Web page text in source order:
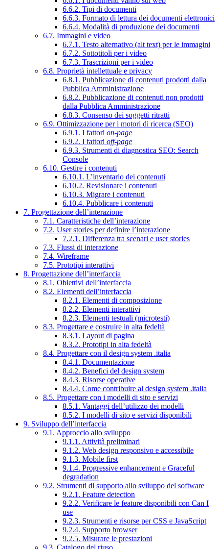
6.6.2. Tipi di documenti
6.6.3. Formato di lettura dei documenti elettronici
6.6.4. Modalità di produzione dei documenti
6.7. Immagini e video
6.7.1. Testo alternativo (alt text) per le immagini
6.7.2. Sottotitoli per i video
6.7.3. Trascrizioni per i video
6.8. Proprietà intellettuale e privacy
6.8.1. Pubblicazione di contenuti prodotti dalla
Pubblica Amministrazione
6.8.2. Pubblicazione di contenuti non prodotti
dalla Pubblica Amministrazione
6.8.3. Consenso dei soggetti ritratti
6.9. Ottimizzazione per i motori di ricerca (SEO)
6.9.1. I fattori on-page
6.9.2. I fattori off-page
6.9.3. Strumenti di diagnostica SEO: Search
Console
6.10. Gestire i contenuti
6.10.1. L’inventario dei contenuti
6.10.2. Revisionare i contenuti
6.10.3. Migrare i contenuti
6.10.4. Pubblicare i contenuti
7. Progettazione dell’interazione
7.1. Caratteristiche dell’interazione
7.2. User stories per definire l’interazione
7.2.1. Differenza tra scenari e user stories
7.3. Flussi di interazione
7.4. Wireframe
7.5. Prototipi interattivi
8. Progettazione dell’interfaccia
8.1. Obiettivi dell’interfaccia
8.2. Elementi dell’interfaccia
8.2.1. Elementi di composizione
8.2.2. Elementi interattivi
8.2.3. Elementi testuali (microtesti)
8.3. Progettare e costruire in alta fedeltà
8.3.1. Layout di pagina
8.3.2. Prototipi in alta fedeltà
8.4. Progettare con il design system .italia
8.4.1. Documentazione
8.4.2. Benefici del design system
8.4.3. Risorse operative
8.4.4. Come contribuire al design system .italia
8.5. Progettare con i modelli di sito e servizi
8.5.1. Vantaggi dell’utilizzo dei modelli
8.5.2. I modelli di sito e servizi disponibili
9. Sviluppo dell’interfaccia
9.1. Approccio allo sviluppo
9.1.1. Attività preliminari
9.1.2. Web design responsivo e accessibile
9.1.3. Mobile first
9.1.4. Progressive enhancement e Graceful
degradation
9.2. Strumenti di supporto allo sviluppo del software
9.2.1. Feature detection
9.2.2. Verificare le feature disponibili con Can I
use
9.2.3. Strumenti e risorse per CSS e JavaScript
9.2.4. Supporto browser
9.2.5. Misurare le prestazioni
9.3. Catalogo del riuso